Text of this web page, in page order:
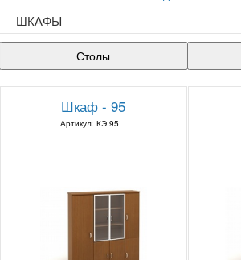
ШКАФЫ
Столы
Шкаф - 95
Артикул: КЭ 95